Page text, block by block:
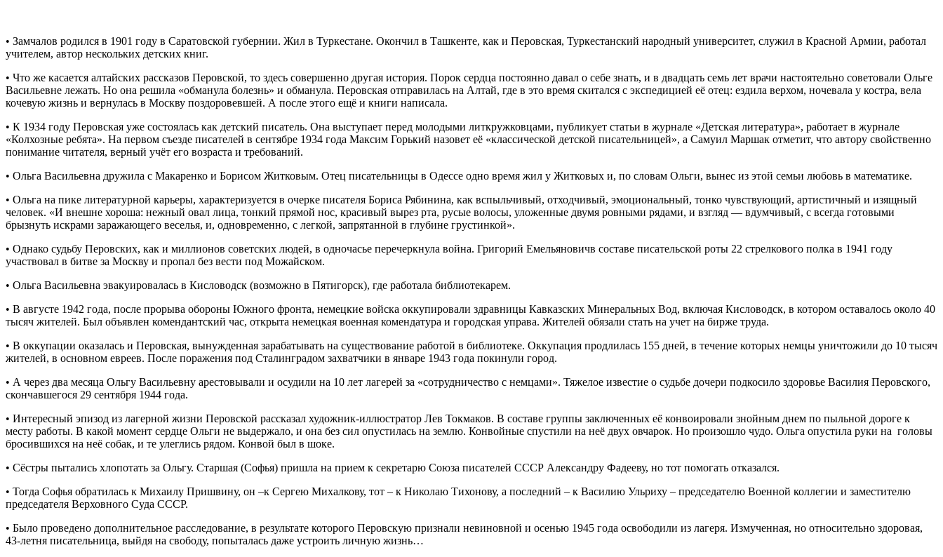
• Замчалов родился в 1901 году в Саратовской губернии. Жил в Туркестане. Окончил в Ташкенте, как и Перовская, Туркестанский народный университет, служил в Красной Армии, работал
учителем, автор нескольких детских книг.
• Что же касается алтайских рассказов Перовской, то здесь совершенно другая история. Порок сердца постоянно давал о себе знать, и в двадцать семь лет врачи настоятельно советовали Ольге
Васильевне лежать. Но она решила «обманула болезнь» и обманула. Перовская отправилась на Алтай, где в это время скитался с экспедицией её отец: ездила верхом, ночевала у костра, вела
кочевую жизнь и вернулась в Москву поздоровевшей. А после этого ещё и книги написала.
• К 1934 году Перовская уже состоялась как детский писатель. Она выступает перед молодыми литкружковцами, публикует статьи в журнале «Детская литература», работает в журнале
«Колхозные ребята». На первом съезде писателей в сентябре 1934 года Максим Горький назовет её «классической детской писательницей», а Самуил Маршак отметит, что автору свойственно
понимание читателя, верный учёт его возраста и требований.
• Ольга Васильевна дружила с Макаренко и Борисом Житковым. Отец писательницы в Одессе одно время жил у Житковых и, по словам Ольги, вынес из этой семьи любовь в математике.
• Ольга на пике литературной карьеры, характеризуется в очерке писателя Бориса Рябинина, как вспыльчивый, отходчивый, эмоциональный, тонко чувствующий, артистичный и изящный
человек. «И внешне хороша: нежный овал лица, тонкий прямой нос, красивый вырез рта, русые волосы, уложенные двумя ровными рядами, и взгляд — вдумчивый, с всегда готовыми
брызнуть искрами заражающего веселья, и, одновременно, с легкой, запрятанной в глубине грустинкой».
• Однако судьбу Перовских, как и миллионов советских людей, в одночасье перечеркнула война. Григорий Емельяновичв составе писательской роты 22 стрелкового полка в 1941 году
участвовал в битве за Москву и пропал без вести под Можайском.
• Ольга Васильевна эвакуировалась в Кисловодск (возможно в Пятигорск), где работала библиотекарем.
• В августе 1942 года, после прорыва обороны Южного фронта, немецкие войска оккупировали здравницы Кавказских Минеральных Вод, включая Кисловодск, в котором оставалось около 40
тысяч жителей. Был объявлен комендантский час, открыта немецкая военная комендатура и городская управа. Жителей обязали стать на учет на бирже труда.
• В оккупации оказалась и Перовская, вынужденная зарабатывать на существование работой в библиотеке. Оккупация продлилась 155 дней, в течение которых немцы уничтожили до 10 тысяч
жителей, в основном евреев. После поражения под Сталинградом захватчики в январе 1943 года покинули город.
• А через два месяца Ольгу Васильевну арестовывали и осудили на 10 лет лагерей за «сотрудничество с немцами». Тяжелое известие о судьбе дочери подкосило здоровье Василия Перовского,
скончавшегося 29 сентября 1944 года.
• Интересный эпизод из лагерной жизни Перовской рассказал художник-иллюстратор Лев Токмаков. В составе группы заключенных её конвоировали знойным днем по пыльной дороге к
месту работы. В какой момент сердце Ольги не выдержало, и она без сил опустилась на землю. Конвойные спустили на неё двух овчарок. Но произошло чудо. Ольга опустила руки на головы
бросившихся на неё собак, и те улеглись рядом. Конвой был в шоке.
• Сёстры пытались хлопотать за Ольгу. Старшая (Софья) пришла на прием к секретарю Союза писателей СССР Александру Фадееву, но тот помогать отказался.
• Тогда Софья обратилась к Михаилу Пришвину, он –к Сергею Михалкову, тот – к Николаю Тихонову, а последний – к Василию Ульриху – председателю Военной коллегии и заместителю
председателя Верховного Суда СССР.
• Было проведено дополнительное расследование, в результате которого Перовскую признали невиновной и осенью 1945 года освободили из лагеря. Измученная, но относительно здоровая,
43-летня писательница, выйдя на свободу, попыталась даже устроить личную жизнь…